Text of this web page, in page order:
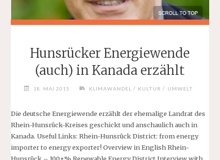
Hunsrücker Energiewende
(auch) in Kanada erzählt
18. MAI 2015 KLIMAWANDEL / KULTUR / UMWELT
Die deutsche Energiewende erzählt der ehemalige Landrat des
Rhein-Hunsrück-Kreises geschickt und anschaulich auch in
Kanada. Useful Links: Rhein-Hunsrück District: from energy
importer to energy exporter! Overview in English Rhein-